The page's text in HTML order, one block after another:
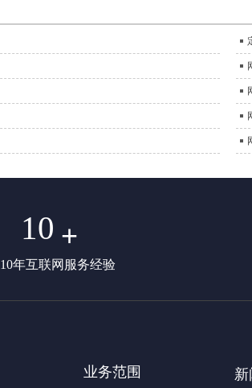
10年互联网服务经验
10 +
业务范围 新